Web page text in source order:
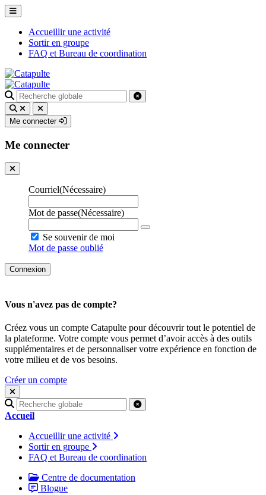
Accueillir une activité
Sortir en groupe
FAQ et Bureau de coordination
Recherche
pour
:
Me connecter
Me connecter
Courriel(Nécessaire)
Mot de passe(Nécessaire)
Se souvenir de moi
Mot de passe oublié
Vous n'avez pas de compte?
Créez vous un compte Catapulte pour découvrir tout le potentiel de
la plateforme. Votre compte vous permet d’avoir accès à des outils
supplémentaires et de personnaliser votre expérience en fonction de
votre milieu et de vos besoins.
Créer un compte
Recherche
pour
Accueil
Accueillir une activité
Sortir en groupe
FAQ et Bureau de coordination
Centre de documentation
Blogue